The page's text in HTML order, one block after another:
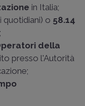
in Italia;
quotidiani) o 58.14
della
presso l'Autorità